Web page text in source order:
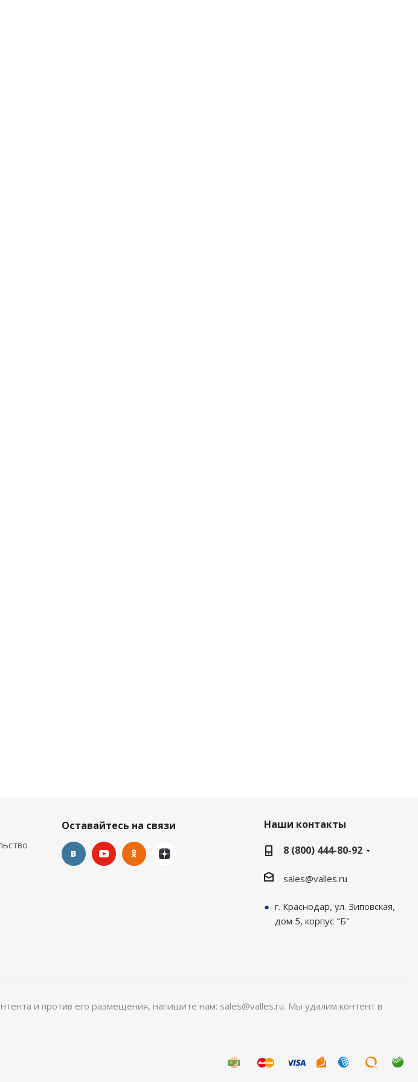
Оставайтесь на связи
Наши контакты
8 (800) 444-80-92
sales@valles.ru
г. Краснодар, ул. Зиповская,
дом 5, корпус "Б"
и против его размещения, напишите нам: sales@valles.ru. Мы удалим контент в